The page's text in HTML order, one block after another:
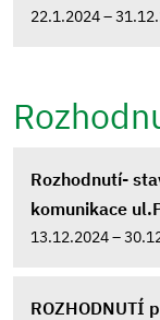
22.1.2024 –
Rozhodnutí-
komunikace
13.12.2024 –
ROZHODNUTÍ